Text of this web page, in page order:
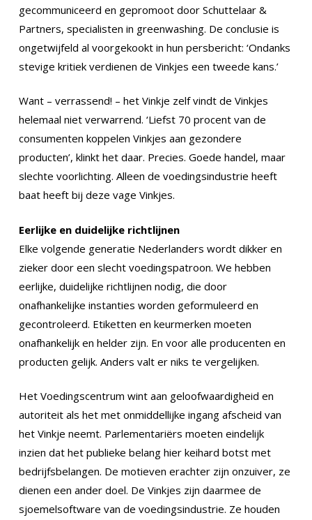
gecommuniceerd en gepromoot door Schuttelaar &
Partners, specialisten in greenwashing. De conclusie is
ongetwijfeld al voorgekookt in hun persbericht: ‘Ondanks
stevige kritiek verdienen de Vinkjes een tweede kans.’
Want – verrassend! – het Vinkje zelf vindt de Vinkjes
helemaal niet verwarrend. ‘Liefst 70 procent van de
consumenten koppelen Vinkjes aan gezondere
producten’, klinkt het daar. Precies. Goede handel, maar
slechte voorlichting. Alleen de voedingsindustrie heeft
baat heeft bij deze vage Vinkjes.
Eerlijke en duidelijke richtlijnen
Elke volgende generatie Nederlanders wordt dikker en
zieker door een slecht voedingspatroon. We hebben
eerlijke, duidelijke richtlijnen nodig, die door
onafhankelijke instanties worden geformuleerd en
gecontroleerd. Etiketten en keurmerken moeten
onafhankelijk en helder zijn. En voor alle producenten en
producten gelijk. Anders valt er niks te vergelijken.
Het Voedingscentrum wint aan geloofwaardigheid en
autoriteit als het met onmiddellijke ingang afscheid van
het Vinkje neemt. Parlementariërs moeten eindelijk
inzien dat het publieke belang hier keihard botst met
bedrijfsbelangen. De motieven erachter zijn onzuiver, ze
dienen een ander doel. De Vinkjes zijn daarmee de
sjoemelsoftware van de voedingsindustrie. Ze houden